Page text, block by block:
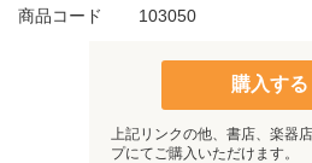
商品コード
103050
購入する
上記リンクの他、書店、楽器
プにてご購入いただけます。